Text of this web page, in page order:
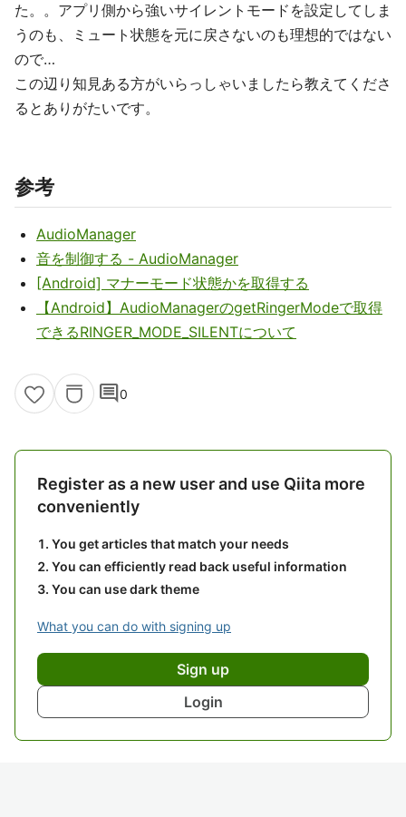
た。。アプリ側から強いサイレントモードを設定してしま
うのも、ミュート状態を元に戻さないのも理想的ではない
ので…
この辺り知見ある方がいらっしゃいましたら教えてくださ
るとありがたいです。
参考
AudioManager
音を制御する - AudioManager
[Android] マナーモード状態かを取得する
【Android】AudioManagerのgetRingerModeで取得
できるRINGER_MODE_SILENTについて
comment0
Register as a new user and use Qiita more
conveniently
You get articles that match your needs
You can efficiently read back useful information
You can use dark theme
What you can do with signing up
Sign up
Login